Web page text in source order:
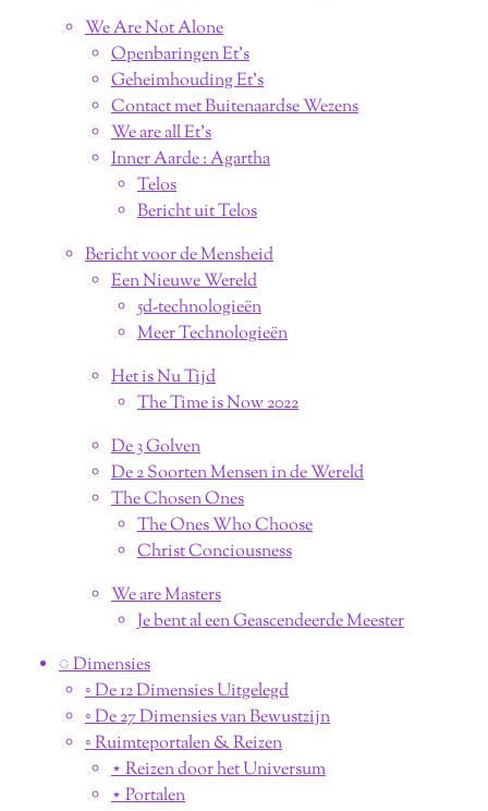
We Are Not Alone
Openbaringen Et's
Geheimhouding Et's
Contact met Buitenaardse Wezens
We are all Et's
Inner Aarde : Agartha
Telos
Bericht uit Telos
Bericht voor de Mensheid
Een Nieuwe Wereld
5d-technologieën
Meer Technologieën
Het is Nu Tijd
The Time is Now 2022
De 3 Golven
De 2 Soorten Mensen in de Wereld
The Chosen Ones
The Ones Who Choose
Christ Conciousness
We are Masters
Je bent al een Geascendeerde Meester
◌ Dimensies
◦ De 12 Dimensies Uitgelegd
◦ De 27 Dimensies van Bewustzijn
◦ Ruimteportalen & Reizen
⋆ Reizen door het Universum
⋆ Portalen